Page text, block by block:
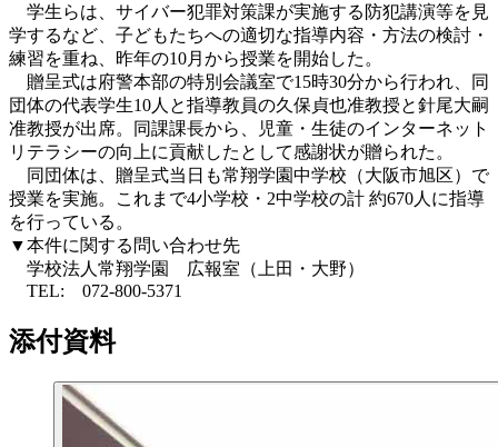
学生らは、サイバー犯罪対策課が実施する防犯講演等を見
学するなど、子どもたちへの適切な指導内容・方法の検討・
練習を重ね、昨年の10月から授業を開始した。
贈呈式は府警本部の特別会議室で15時30分から行われ、同
団体の代表学生10人と指導教員の久保貞也准教授と針尾大嗣
准教授が出席。同課課長から、児童・生徒のインターネット
リテラシーの向上に貢献したとして感謝状が贈られた。
同団体は、贈呈式当日も常翔学園中学校（大阪市旭区）で
授業を実施。これまで4小学校・2中学校の計 約670人に指導
を行っている。
▼本件に関する問い合わせ先
学校法人常翔学園 広報室（上田・大野）
TEL: 072-800-5371
添付資料